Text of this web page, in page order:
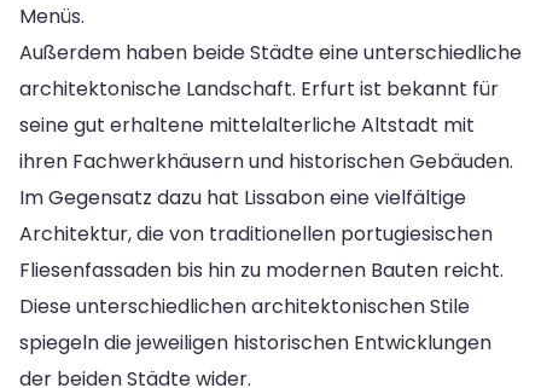
Menüs.
Außerdem haben beide Städte eine unterschiedliche
architektonische Landschaft. Erfurt ist bekannt für
seine gut erhaltene mittelalterliche Altstadt mit
ihren Fachwerkhäusern und historischen Gebäuden.
Im Gegensatz dazu hat Lissabon eine vielfältige
Architektur, die von traditionellen portugiesischen
Fliesenfassaden bis hin zu modernen Bauten reicht.
Diese unterschiedlichen architektonischen Stile
spiegeln die jeweiligen historischen Entwicklungen
der beiden Städte wider.